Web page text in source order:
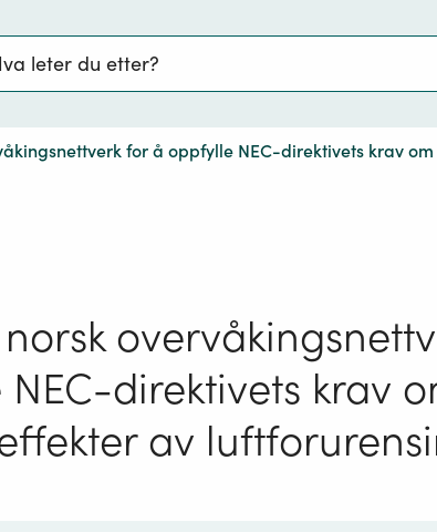
for å oppfylle NEC-direktivets krav
direktivets krav
av